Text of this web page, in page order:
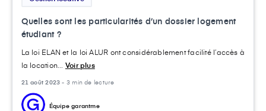
Quelles sont les particularités d’un dossier logement
étudiant ?
La loi ELAN et la loi ALUR ont considérablement facilité l’accès à
la location... Voir plus
21 août 2023 - 3 min de lecture
Équipe garantme